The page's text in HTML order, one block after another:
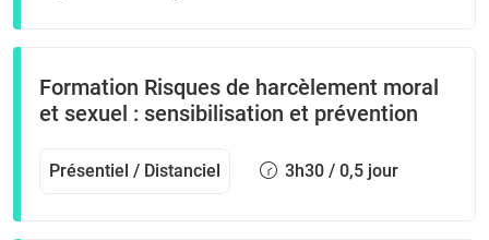
Formation Risques de harcèlement moral
et sexuel : sensibilisation et prévention
Présentiel / Distanciel 3h30 / 0,5 jour